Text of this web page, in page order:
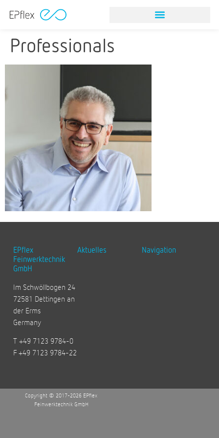
Professionals
EPflex
Feinwerktechnik
GmbH
Im Schwöllbogen 24
72581 Dettingen an
der Erms
Germany
T +49 7123 9784-0
F +49 7123 9784-22
Aktuelles Navigation
Copyright © 2017-2026 EPflex
Feinwerktechnik GmbH